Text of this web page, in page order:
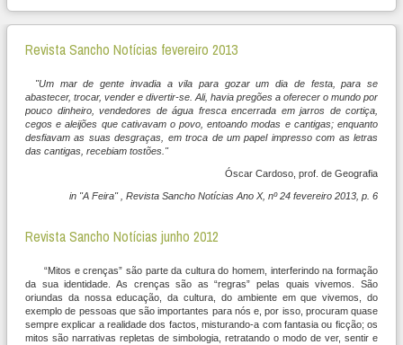
Revista Sancho Notícias fevereiro 2013
"Um mar de gente invadia a vila para gozar um dia de festa, para se
abastecer, trocar, vender e divertir-se. Ali, havia pregões a oferecer o mundo por
pouco dinheiro, vendedores de água fresca encerrada em jarros de cortiça,
cegos e aleijões que cativavam o povo, entoando modas e cantigas; enquanto
desfiavam as suas desgraças, em troca de um papel impresso com as letras
das cantigas, recebiam tostões."
Óscar Cardoso, prof. de Geografia
in "A Feira" , Revista Sancho Notícias Ano X, nº 24 fevereiro 2013, p. 6
Revista Sancho Notícias junho 2012
“Mitos e crenças” são parte da cultura do homem, interferindo na formação
da sua identidade. As crenças são as “regras” pelas quais vivemos. São
oriundas da nossaeducação, da cultura, do ambiente em que vivemos, do
exemplo de pessoas que são importantes para nós e, por isso, procuram quase
sempre explicar a realidade dos factos,misturando-a com fantasia ou ficção; os
mitos são narrativas repletas de simbologia, retratando o modo de ver, sentir e